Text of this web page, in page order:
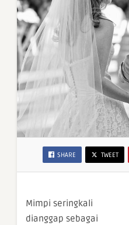
SHARE TWEET
Mimpi seringkali
dianggap sebagai